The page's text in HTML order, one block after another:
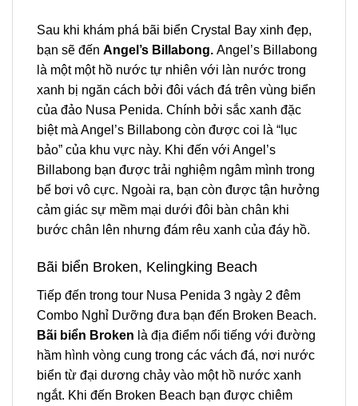
Sau khi khám phá bãi biển Crystal Bay xinh đẹp,
bạn sẽ đến Angel’s Billabong. Angel’s Billabong
là một một hồ nước tự nhiên với làn nước trong
xanh bị ngăn cách bởi đôi vách đá trên vùng biển
của đảo Nusa Penida. Chính bởi sắc xanh đặc
biệt mà Angel’s Billabong còn được coi là “lục
bảo” của khu vực này. Khi đến với Angel’s
Billabong bạn được trải nghiệm ngâm mình trong
bể bơi vô cực. Ngoài ra, bạn còn được tận hưởng
cảm giác sự mềm mại dưới đôi bàn chân khi
bước chân lên nhưng đám rêu xanh của đáy hồ.
Bãi biển Broken, Kelingking Beach
Tiếp đến trong tour Nusa Penida 3 ngày 2 đêm
Combo Nghỉ Dưỡng đưa bạn đến Broken Beach.
Bãi biển Broken là địa điểm nổi tiếng với đường
hầm hình vòng cung trong các vách đá, nơi nước
biển từ đại dương chảy vào một hồ nước xanh
ngắt. Khi đến Broken Beach bạn được chiêm